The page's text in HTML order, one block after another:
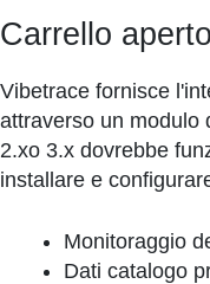
Carrello aperto
Vibetrace fornisce
attraverso un modulo
2.xo 3.x dovrebbe
installare e
Monitoraggio
Dati catalogo